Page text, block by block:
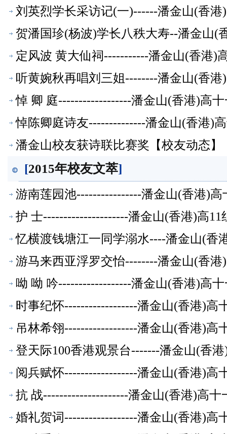
刘英烈学长采访记(一)------潘金山(香港
贺潘国珍(杨波)学长八秩大寿--潘金山(
定风波 黄大仙祠-----------潘金山(香港)
听黄婉秋再唱刘三姐--------潘金山(香
悼 卿 庭------------------潘金山(香港)高
悼陈卿庭诗友--------------潘金山(香港)
潘金山校友获诗联比赛奖【校友动态】
[2015年校友文萃]
游南莲园池----------------潘金山(香港)
护 士---------------------潘金山(香港)高11
忆横渡钱塘江一同学溺水----潘金山(香
游马来西亚浮罗交怡--------潘金山(香
呦 呦 吟------------------潘金山(香港)高
时事纪怀------------------潘金山(香港)高
吊林希翎------------------潘金山(香港)高
登天际100香港观景台-------潘金山(香
阅兵赋怀------------------潘金山(香港)高
抗 战---------------------潘金山(香港)高十
婚礼贺词------------------潘金山(香港)高